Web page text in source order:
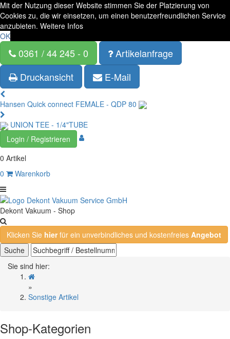
Mit der Nutzung dieser Website stimmen Sie der Platzierung von
Cookies zu, die wir einsetzen, um einen benutzerfreundlichen Service
anzubieten. Weitere Infos
OK
0361 / 44 245 - 0
Artikelanfrage
Druckansicht
E-Mail
Hansen Quick connect FEMALE - QDP 80
UNION TEE - 1/4"TUBE
Login / Registrieren
0 Artikel
0
Warenkorb
Dekont Vakuum - Shop
Klicken Sie hierfür ein unverbindliches und kostenfreies Angebot
Suche
Sie sind hier:
»
Sonstige Artikel
Shop-Kategorien